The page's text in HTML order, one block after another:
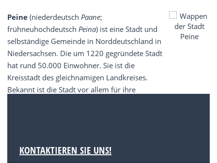
Peine (niederdeutsch Paane;
frühneuhochdeutsch Peina) ist eine Stadt und
selbständige Gemeinde in Norddeutschland in
Niedersachsen. Die um 1220 gegründete Stadt
hat rund 50.000 Einwohner. Sie ist die
Kreisstadt des gleichnamigen Landkreises.
Bekannt ist die Stadt vor allem für ihre
KONTAKTIEREN SIE UNS!